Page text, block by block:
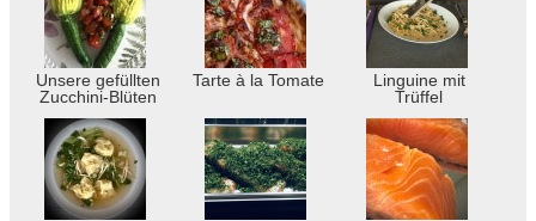
Unsere gefüllten
Zucchini-Blüten
Tarte à la Tomate
Linguine mit
Trüffel